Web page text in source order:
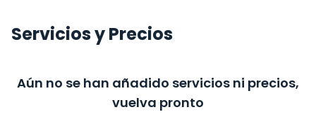
Servicios y Precios
Aún no se han añadido servicios ni precios,
vuelva pronto